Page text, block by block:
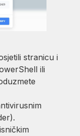
stranicu i
ili